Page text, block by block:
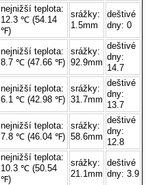
nejnižší teplota:
12.3 ℃ (54.14
℉)
srážky:
1.5mm
deštivé
dny: 0
nejnižší teplota:
8.7 ℃ (47.66 ℉)
srážky:
92.9mm
deštivé
dny:
14.7
nejnižší teplota:
6.1 ℃ (42.98 ℉)
srážky:
31.7mm
deštivé
dny:
13.7
nejnižší teplota:
7.8 ℃ (46.04 ℉)
srážky:
58.6mm
deštivé
dny:
12.8
nejnižší teplota:
10.3 ℃ (50.54
℉)
srážky:
21.1mm
deštivé
dny: 3.9